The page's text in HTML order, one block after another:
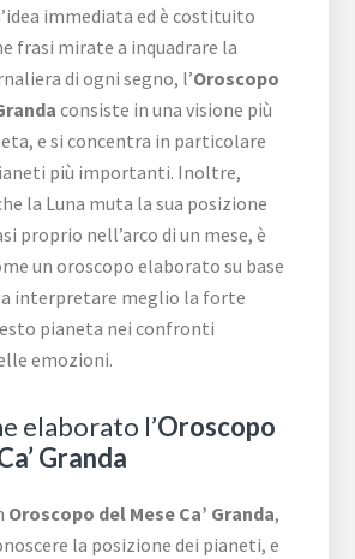
immediata ed è costituito
frasi mirate a inquadrare la
di ogni segno, l’Oroscopo
consiste in una visione più
e si concentra in particolare
più importanti. Inoltre,
la Luna muta la sua posizione
proprio nell’arco di un mese, è
un oroscopo elaborato su base
a interpretare meglio la forte
pianeta nei confronti
emozioni.
elaborato l’Oroscopo
Granda
Oroscopo del Mese Ca’ Granda,
la posizione dei pianeti, e